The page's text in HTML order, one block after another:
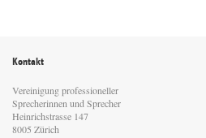
Kontakt
Vereinigung professioneller
Sprecherinnen und Sprecher
Heinrichstrasse 147
8005 Zürich